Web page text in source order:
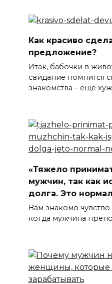
Как красиво
предложение?
Итак, бабочки в
свидание помнится
знакомства – еще
«Тяжело
мужчин, так как
долга. Это
Вам знакомо
когда мужчина